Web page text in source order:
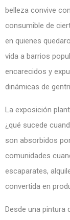
belleza convive
consumible de
en quienes
vida a barrios
encarecidos y
dinámicas de
La exposición
¿qué sucede
son absorbidos
comunidades
escaparates,
convertida en
Desde una pintura